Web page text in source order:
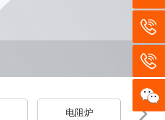
电阻炉 箱